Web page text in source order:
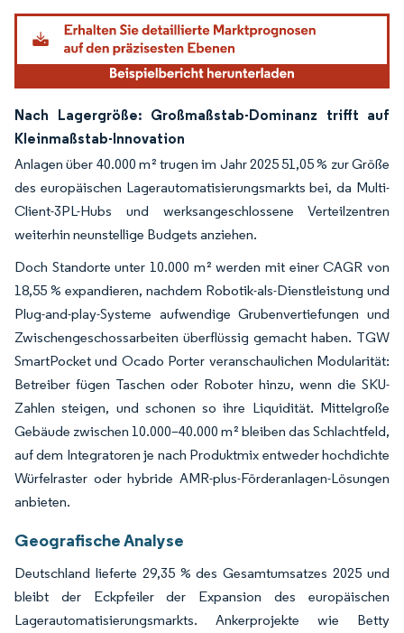
Nach Lagergröße: Großmaßstab-Dominanz trifft auf
Kleinmaßstab-Innovation
Anlagen über 40.000 m² trugen im Jahr 2025 51,05 % zur Größe
des europäischen Lagerautomatisierungsmarkts bei, da Multi-
Client-3PL-Hubs und werksangeschlossene Verteilzentren
weiterhin neunstellige Budgets anziehen.
Doch Standorte unter 10.000 m² werden mit einer CAGR von
18,55 % expandieren, nachdem Robotik-als-Dienstleistung und
Plug-and-play-Systeme aufwendige Grubenvertiefungen und
Zwischengeschossarbeiten überflüssig gemacht haben. TGW
SmartPocket und Ocado Porter veranschaulichen Modularität:
Betreiber fügen Taschen oder Roboter hinzu, wenn die SKU-
Zahlen steigen, und schonen so ihre Liquidität. Mittelgroße
Gebäude zwischen 10.000–40.000 m² bleiben das Schlachtfeld,
auf dem Integratoren je nach Produktmix entweder hochdichte
Würfelraster oder hybride AMR-plus-Förderanlagen-Lösungen
anbieten.
Geografische Analyse
Deutschland lieferte 29,35 % des Gesamtumsatzes 2025 und
bleibt der Eckpfeiler der Expansion des europäischen
Lagerautomatisierungsmarkts. Ankerprojekte wie Betty